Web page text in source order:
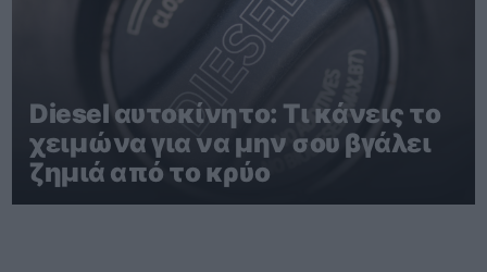
Diesel αυτοκίνητο: Τι κάνεις το
χειμώνα για να μην σου βγάλει
ζημιά από το κρύο